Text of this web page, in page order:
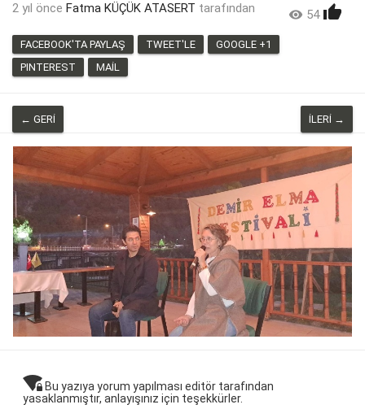
2 yıl önce Fatma KÜÇÜK ATASERT tarafından  54 
FACEBOOK'TA PAYLAŞ TWEET'LE
GOOGLE +1
PINTEREST
MAIL
← GERI İLERI →
wifi_lock Bu yazıya yorum yapılması editör tarafından
yasaklanmıştır, anlayışınız için teşekkürler.